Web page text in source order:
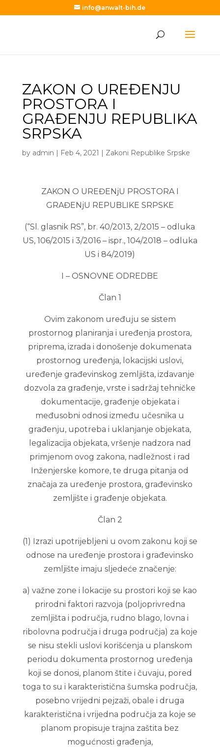
info@anwalt-bih.de
ZAKON O UREĐENJU
PROSTORA I
GRAĐENJU REPUBLIKA
SRPSKA
by admin | Feb 4, 2021 | Zakoni Republike Srpske
ZAKON O UREĐENjU PROSTORA I
GRAĐENjU REPUBLIKE SRPSKE
(“Sl. glasnik RS”, br. 40/2013, 2/2015 – odluka
US, 106/2015 i 3/2016 – ispr., 104/2018 – odluka
US i 84/2019)
I – OSNOVNE ODREDBE
Član 1
Ovim zakonom uređuju se sistem
prostornog planiranja i uređenja prostora,
priprema, izrada i donošenje dokumenata
prostornog uređenja, lokacijski uslovi,
uređenje građevinskog zemljišta, izdavanje
dozvola za građenje, vrste i sadržaj tehničke
dokumentacije, građenje objekata i
međusobni odnosi između učesnika u
građenju, upotreba i uklanjanje objekata,
legalizacija objekata, vršenje nadzora nad
primjenom ovog zakona, nadležnost i rad
Inženjerske komore, te druga pitanja od
značaja za uređenje prostora, građevinsko
zemljište i građenje objekata.
Član 2
(1) Izrazi upotrijebljeni u ovom zakonu koji se
odnose na uređenje prostora i građevinsko
zemljište imaju sljedeće značenje:
a) važne zone i lokacije su prostori koji se kao
prirodni faktori razvoja (poljoprivredna
zemljišta i područja, rudno blago, lovna i
ribolovna područja i druga područja) za koje
se nisu stekli uslovi korišćenja u planskom
periodu dokumenta prostornog uređenja
koji se donosi, planom štite i čuvaju, pored
toga to su i karakteristična šumska područja,
posebno vrijedni pejzaži, obale i druga
karakteristična i vrijedna područja za koje se
planom propisuje trajna zaštita bez
mogućnosti građenja,